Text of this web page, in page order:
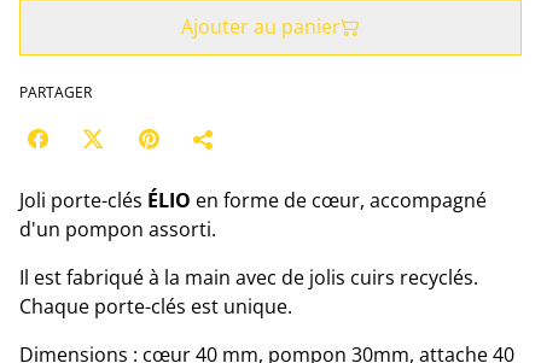
Ajouter au panier
PARTAGER
Joli porte-clés ÉLIO en forme de cœur, accompagné
d'un pompon assorti.
Il est fabriqué à la main avec de jolis cuirs recyclés.
Chaque porte-clés est unique.
Dimensions : cœur 40 mm, pompon 30mm, attache 40